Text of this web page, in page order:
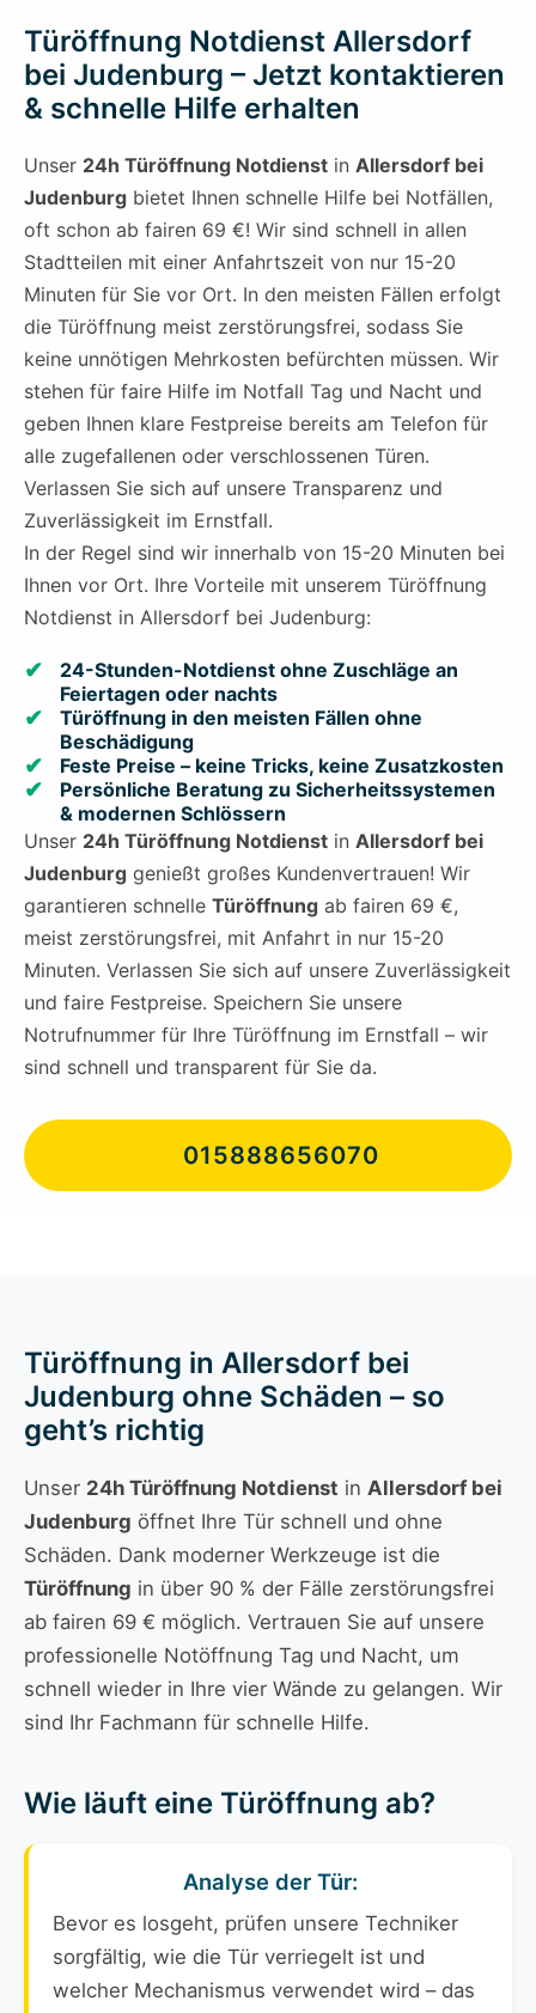
Türöffnung Notdienst Allersdorf
bei Judenburg – Jetzt kontaktieren
& schnelle Hilfe erhalten
Unser 24h Türöffnung Notdienst in Allersdorf bei
Judenburg bietet Ihnen schnelle Hilfe bei Notfällen,
oft schon ab fairen 69 €! Wir sind schnell in allen
Stadtteilen mit einer Anfahrtszeit von nur 15-20
Minuten für Sie vor Ort. In den meisten Fällen erfolgt
die Türöffnung meist zerstörungsfrei, sodass Sie
keine unnötigen Mehrkosten befürchten müssen. Wir
stehen für faire Hilfe im Notfall Tag und Nacht und
geben Ihnen klare Festpreise bereits am Telefon für
alle zugefallenen oder verschlossenen Türen.
Verlassen Sie sich auf unsere Transparenz und
Zuverlässigkeit im Ernstfall.
In der Regel sind wir innerhalb von 15-20 Minuten bei
Ihnen vor Ort. Ihre Vorteile mit unserem Türöffnung
Notdienst in Allersdorf bei Judenburg:
24-Stunden-Notdienst ohne Zuschläge an
Feiertagen oder nachts
Türöffnung in den meisten Fällen ohne
Beschädigung
Feste Preise – keine Tricks, keine Zusatzkosten
Persönliche Beratung zu Sicherheitssystemen
& modernen Schlössern
Unser 24h Türöffnung Notdienst in Allersdorf bei
Judenburg genießt großes Kundenvertrauen! Wir
garantieren schnelle Türöffnung ab fairen 69 €,
meist zerstörungsfrei, mit Anfahrt in nur 15-20
Minuten. Verlassen Sie sich auf unsere Zuverlässigkeit
und faire Festpreise. Speichern Sie unsere
Notrufnummer für Ihre Türöffnung im Ernstfall – wir
sind schnell und transparent für Sie da.
015888656070
Türöffnung in Allersdorf bei
Judenburg ohne Schäden – so
geht’s richtig
Unser 24h Türöffnung Notdienst in Allersdorf bei
Judenburg öffnet Ihre Tür schnell und ohne
Schäden. Dank moderner Werkzeuge ist die
Türöffnung in über 90 % der Fälle zerstörungsfrei
ab fairen 69 € möglich. Vertrauen Sie auf unsere
professionelle Notöffnung Tag und Nacht, um
schnell wieder in Ihre vier Wände zu gelangen. Wir
sind Ihr Fachmann für schnelle Hilfe.
Wie läuft eine Türöffnung ab?
Analyse der Tür:
Bevor es losgeht, prüfen unsere Techniker
sorgfältig, wie die Tür verriegelt ist und
welcher Mechanismus verwendet wird – das